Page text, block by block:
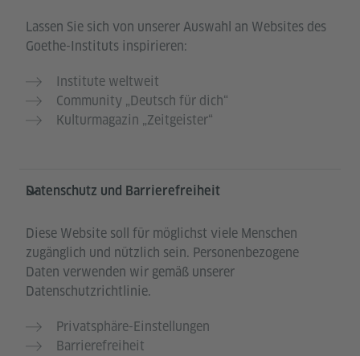
Lassen Sie sich von unserer Auswahl an Websites des
Goethe-Instituts inspirieren:
Institute weltweit
Community „Deutsch für dich“
Kulturmagazin „Zeitgeister“
Datenschutz und Barrierefreiheit
Diese Website soll für möglichst viele Menschen
zugänglich und nützlich sein. Personenbezogene
Daten verwenden wir gemäß unserer
Datenschutzrichtlinie.
Privatsphäre-Einstellungen
Barrierefreiheit